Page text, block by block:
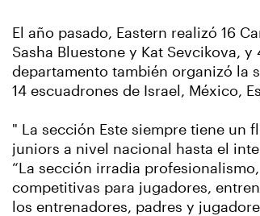
El año pasado, Eastern realizó 16
Sasha Bluestone y Kat Sevcikova,
departamento también organizó la
14 escuadrones de Israel, México,
" La sección Este siempre tiene un
juniors a nivel nacional hasta el
“La sección irradia
competitivas para jugadores,
los entrenadores, padres y